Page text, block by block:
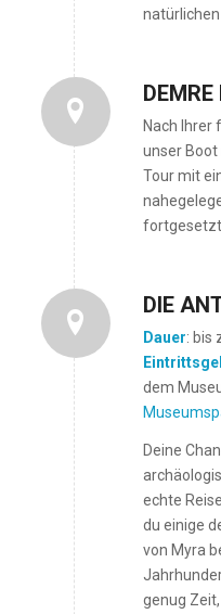
Nach
unser Boot
Tour mit
fortgesetzt
DIE
Dauer: bis
dem
Deine
echte
du einige
von Myra
genug